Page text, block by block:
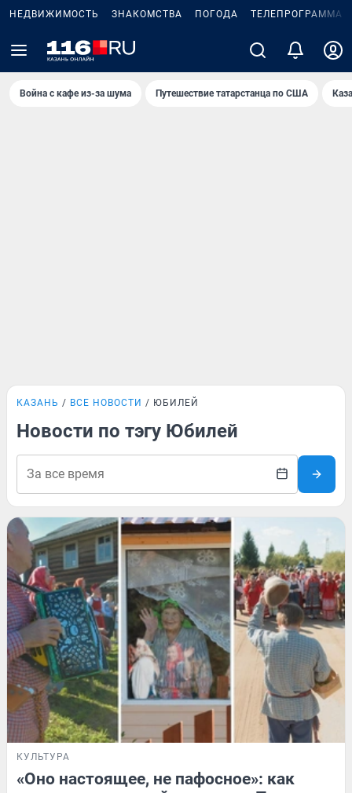
НЕДВИЖИМОСТЬ ЗНАКОМСТВА ПОГОДА ТЕЛЕПРОГРАММА
Война с кафе из-за шума Путешествие татарстанца по США
КАЗАНЬ ВСЕ НОВОСТИ ЮБИЛЕЙ
Новости по тэгу Юбилей
КУЛЬТУРА
«Оно настоящее, не пафосное»: как